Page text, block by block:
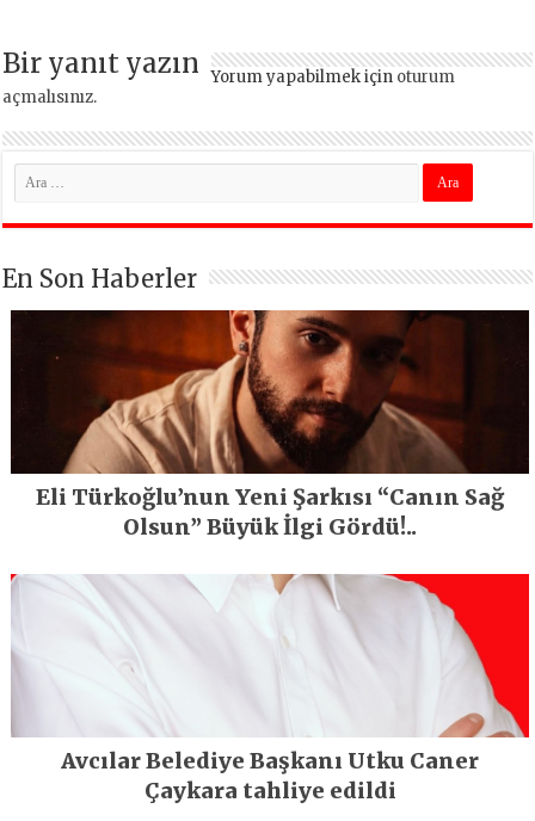
Bir yanıt yazın Yorum yapabilmek için oturum
açmalısınız.
En Son Haberler
Eli Türkoğlu’nun Yeni Şarkısı “Canın Sağ
Olsun” Büyük İlgi Gördü!..
Avcılar Belediye Başkanı Utku Caner
Çaykara tahliye edildi